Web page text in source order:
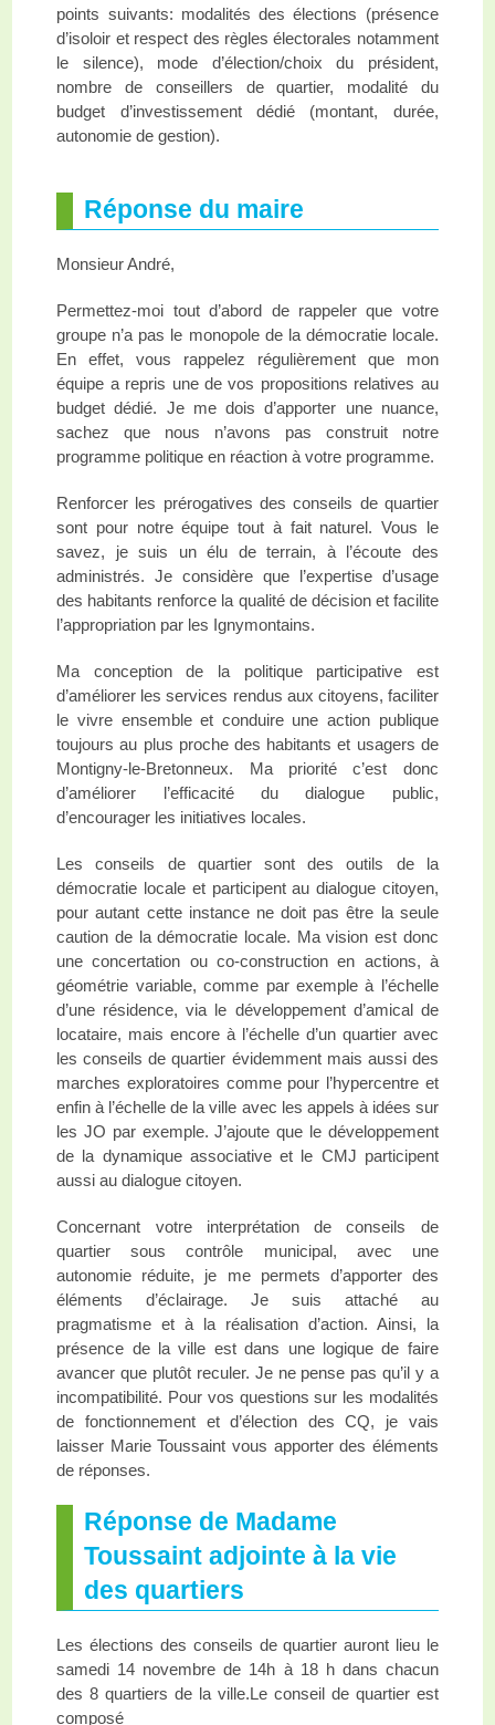
points suivants: modalités des élections (présence
d’isoloir et respect des règles électorales notamment
le silence), mode d’élection/choix du président,
nombre de conseillers de quartier, modalité du
budget d’investissement dédié (montant, durée,
autonomie de gestion).
Réponse du maire
Monsieur André,
Permettez-moi tout d’abord de rappeler que votre
groupe n’a pas le monopole de la démocratie locale.
En effet, vous rappelez régulièrement que mon
équipe a repris une de vos propositions relatives au
budget dédié. Je me dois d’apporter une nuance,
sachez que nous n’avons pas construit notre
programme politique en réaction à votre programme.
Renforcer les prérogatives des conseils de quartier
sont pour notre équipe tout à fait naturel. Vous le
savez, je suis un élu de terrain, à l’écoute des
administrés. Je considère que l’expertise d’usage
des habitants renforce la qualité de décision et facilite
l’appropriation par les Ignymontains.
Ma conception de la politique participative est
d’améliorer les services rendus aux citoyens, faciliter
le vivre ensemble et conduire une action publique
toujours au plus proche des habitants et usagers de
Montigny-le-Bretonneux. Ma priorité c’est donc
d’améliorer l’efficacité du dialogue public,
d’encourager les initiatives locales.
Les conseils de quartier sont des outils de la
démocratie locale et participent au dialogue citoyen,
pour autant cette instance ne doit pas être la seule
caution de la démocratie locale. Ma vision est donc
une concertation ou co-construction en actions, à
géométrie variable, comme par exemple à l’échelle
d’une résidence, via le développement d’amical de
locataire, mais encore à l’échelle d’un quartier avec
les conseils de quartier évidemment mais aussi des
marches exploratoires comme pour l’hypercentre et
enfin à l’échelle de la ville avec les appels à idées sur
les JO par exemple. J’ajoute que le développement
de la dynamique associative et le CMJ participent
aussi au dialogue citoyen.
Concernant votre interprétation de conseils de
quartier sous contrôle municipal, avec une
autonomie réduite, je me permets d’apporter des
éléments d’éclairage. Je suis attaché au
pragmatisme et à la réalisation d’action. Ainsi, la
présence de la ville est dans une logique de faire
avancer que plutôt reculer. Je ne pense pas qu’il y a
incompatibilité. Pour vos questions sur les modalités
de fonctionnement et d’élection des CQ, je vais
laisser Marie Toussaint vous apporter des éléments
de réponses.
Réponse de Madame
Toussaint adjointe à la vie
des quartiers
Les élections des conseils de quartier auront lieu le
samedi 14 novembre de 14h à 18 h dans chacun
des 8 quartiers de la ville.Le conseil de quartier est
composé